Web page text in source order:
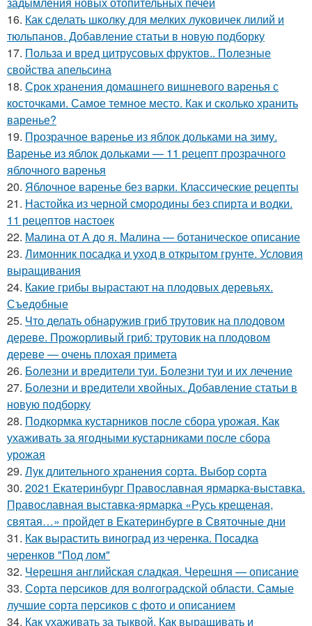
16. Как сделать школку для мелких луковичек лилий и
тюльпанов. Добавление статьи в новую подборку
17. Польза и вред цитрусовых фруктов.. Полезные
свойства апельсина
18. Срок хранения домашнего вишневого варенья с
косточками. Самое темное место. Как и сколько хранить
варенье?
19. Прозрачное варенье из яблок дольками на зиму.
Варенье из яблок дольками — 11 рецепт прозрачного
яблочного варенья
20. Яблочное варенье без варки. Классические рецепты
21. Настойка из черной смородины без спирта и водки.
11 рецептов настоек
22. Малина от А до я. Малина — ботаническое описание
23. Лимонник посадка и уход в открытом грунте. Условия
выращивания
24. Какие грибы вырастают на плодовых деревьях.
Съедобные
25. Что делать обнаружив гриб трутовик на плодовом
дереве. Прожорливый гриб: трутовик на плодовом
дереве — очень плохая примета
26. Болезни и вредители туи. Болезни туи и их лечение
27. Болезни и вредители хвойных. Добавление статьи в
новую подборку
28. Подкормка кустарников после сбора урожая. Как
ухаживать за ягодными кустарниками после сбора
урожая
29. Лук длительного хранения сорта. Выбор сорта
30. 2021 Екатеринбург Православная ярмарка-выставка.
Православная выставка-ярмарка «Русь крещеная,
святая…» пройдет в Екатеринбурге в Святочные дни
31. Как вырастить виноград из черенка. Посадка
черенков "Под лом"
32. Черешня английская сладкая. Черешня — описание
33. Сорта персиков для волгоградской области. Самые
лучшие сорта персиков с фото и описанием
34. Как ухаживать за тыквой. Как выращивать и